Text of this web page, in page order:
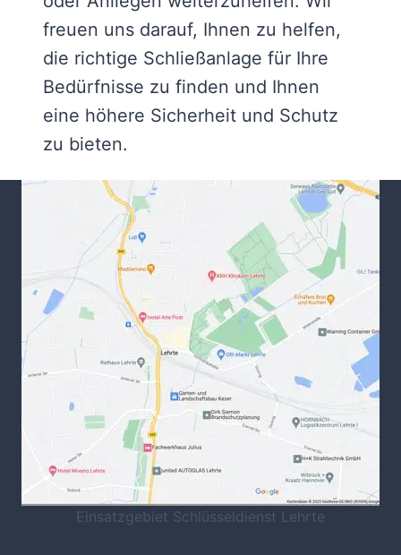
freuen uns darauf, Ihnen zu helfen,
die richtige Schließanlage für Ihre
Bedürfnisse zu finden und Ihnen
eine höhere Sicherheit und Schutz
zu bieten.
Einsatzgebiet Schlüsseldienst Lehrte